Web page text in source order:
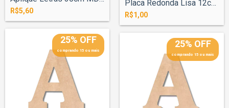
R$5,60
Placa Redonda Lisa 12cm MDF 3mm 2 Furos...
R$1,00
25% OFF
comprando 15 ou mais
25% OFF
comprando 15 ou mais